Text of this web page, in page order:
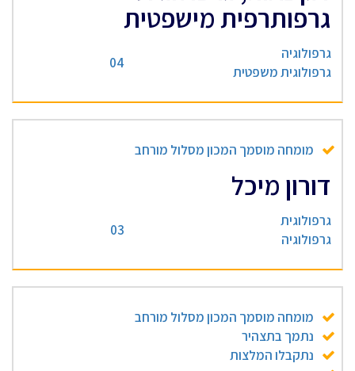
גרפותרפית מישפטית
גרפולוגיה
גרפולוגית משפטית
04
מומחה מוסמך המכון מסלול מורחב
דורון מיכל
גרפולוגית
גרפולוגיה
03
מומחה מוסמך המכון מסלול מורחב
נתמך בתצהיר
נתקבלו המלצות